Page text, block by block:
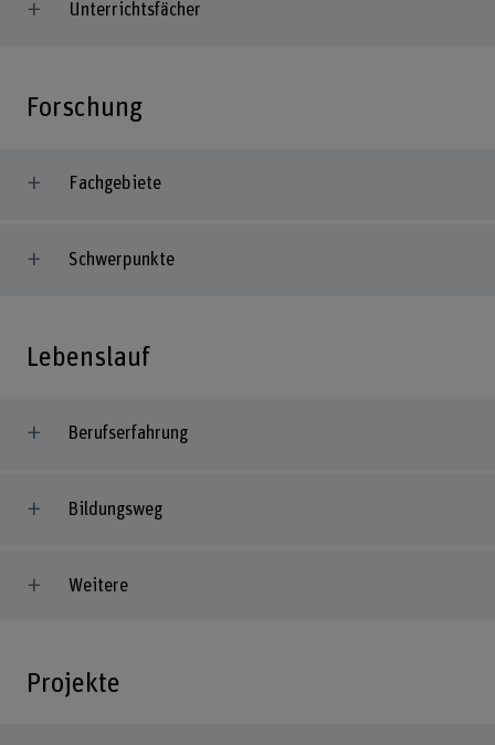
Unterrichtsfächer
Forschung
Fachgebiete
Schwerpunkte
Lebenslauf
Berufserfahrung
Bildungsweg
Weitere
Projekte